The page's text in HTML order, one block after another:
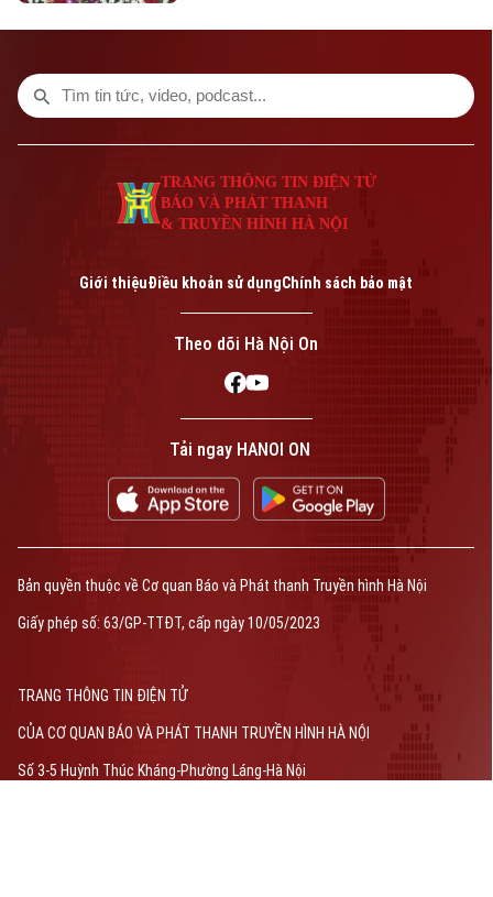
Bản quyền thuộc về Cơ quan Báo và Phát thanh Truyền hình Hà Nội Giấy
TRANG THÔNG TIN ĐIỆN TỬ
CỦA CƠ QUAN BÁO VÀ PHÁT THANH TRUYỀN HÌNH HÀ NỘI
Số 3-5 Huỳnh Thúc Kháng-Phường Láng-Hà Nội
TRANG THÔNG TIN ĐIỆN TỬ
BÁO VÀ PHÁT THANH
& TRUYỀN HÌNH HÀ NỘI
Giới thiệuĐiều khoản sử dụngChính sách bảo mật
Theo dõi Hà Nội On
Tải ngay HANOI ON
Bản quyền thuộc về Cơ quan Báo và Phát thanh Truyền hình Hà Nội
Giấy phép số: 63/GP-TTĐT, cấp ngày 10/05/2023
TRANG THÔNG TIN ĐIỆN TỬ
CỦA CƠ QUAN BÁO VÀ PHÁT THANH TRUYỀN HÌNH HÀ NỘI
Số 3-5 Huỳnh Thúc Kháng-Phường Láng-Hà Nội